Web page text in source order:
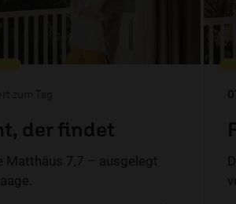
zum Tag
der findet
Matthäus 7,7 – ausgelegt